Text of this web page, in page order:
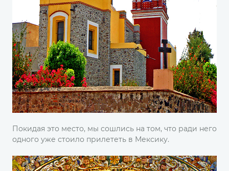
Покидая это место, мы сошлись на том, что ради него
одного уже стоило прилететь в Мексику.